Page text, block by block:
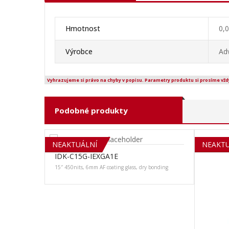
Hmotnost
Výrobce
Vyhrazujeme si právo na chyby v popisu. Parametry produktu si prosíme
Podobné produkty
NEAKTUÁLNÍ
IDK-C15G-IEXGA1E
15″ 450nits, 6mm AF coating glass, dry bonding
SOLD